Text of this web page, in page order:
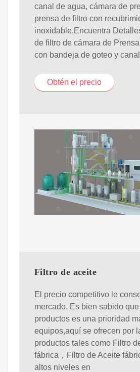
canal de agua, cámara de
prensa de filtro con
inoxidable,Encuentra
de filtro de cámara de
con bandeja de goteo y
Obtén el precio
Filtro de aceite
El precio competitivo le
mercado. Es bien sabido
productos es una prioridad
equipos,aquí se ofrecen por
productos tales como Filtro
fábrica，Filtro de Aceite
altos niveles en